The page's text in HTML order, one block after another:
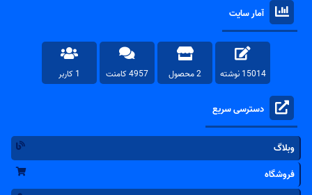
آمار سایت
15014 نوشته 2 محصول 4957 کامنت 1 کاربر
دسترسی سریع
وبلاگ
فروشگاه